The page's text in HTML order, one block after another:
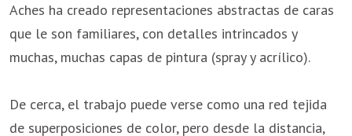
Aches ha creado representaciones abstractas de caras
que le son familiares, con detalles intrincados y
muchas, muchas capas de pintura (spray y acrílico).
De cerca, el trabajo puede verse como una red tejida
de superposiciones de color, pero desde la distancia,